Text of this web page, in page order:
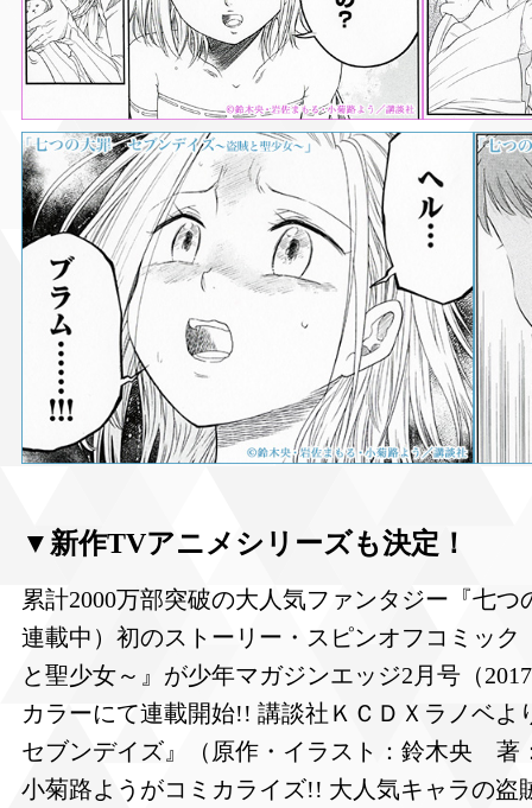
▼新作TVアニメシリーズも決定！
累計2000万部突破の大人気ファンタジー『七
連載中）初のストーリー・スピンオフコミッ
と聖少女～』が少年マガジンエッジ2月号（
カラーにて連載開始!! 講談社ＫＣＤＸラノベ
セブンデイズ』（原作・イラスト：鈴木央 著
小菊路ようがコミカライズ!! 大人気キャラの盗